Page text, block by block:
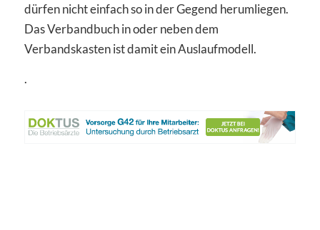
dürfen nicht einfach so in der Gegend herumliegen.
Das Verbandbuch in oder neben dem
Verbandskasten ist damit ein Auslaufmodell.
.